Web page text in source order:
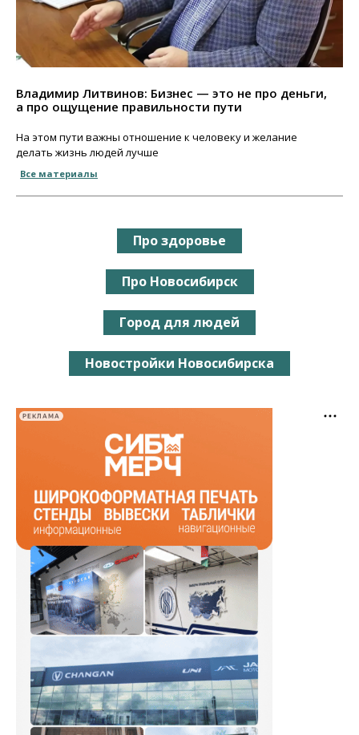
Владимир Литвинов: Бизнес — это не про деньги,
а про ощущение правильности пути
На этом пути важны отношение к человеку и желание
делать жизнь людей лучше
Все материалы
Про здоровье
Про Новосибирск
Город для людей
Новостройки Новосибирска
РЕКЛАМА